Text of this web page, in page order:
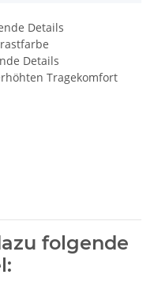
Details
Details
Tragekomfort
folgende